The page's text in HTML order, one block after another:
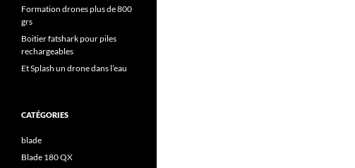
Formation drones plus de 800
grs
Boitier fatshark pour piles
rechargeables
Et Splash un drone dans l’eau
CATÉGORIES
blade
Blade 180 QX